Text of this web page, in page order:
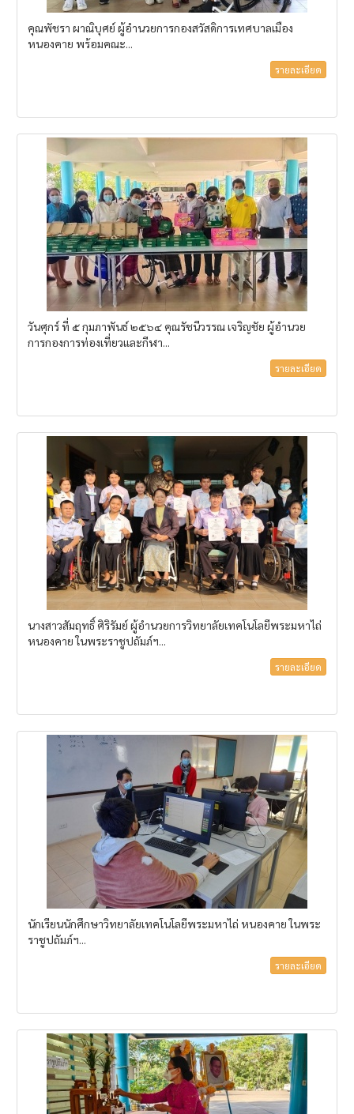
คุณพัชรา ผาณิบุศย์ ผู้อำนวยการกองสวัสดิการเทศบาลเมือง
หนองคาย พร้อมคณะ...
รายละเอียด
วันศุกร์ ที่ ๕ กุมภาพันธ์ ๒๕๖๔ คุณรัชนีวรรณ เจริญชัย ผู้อำนวย
การกองการท่องเที่ยวและกีฬา...
รายละเอียด
นางสาวสัมฤทธิ์ ศิริรัมย์ ผู้อำนวยการวิทยาลัยเทคโนโลยีพระมหาไถ่
หนองคาย ในพระราชูปถัมภ์ฯ...
รายละเอียด
นักเรียนนักศึกษาวิทยาลัยเทคโนโลยีพระมหาไถ่ หนองคาย ในพระ
ราชูปถัมภ์ฯ...
รายละเอียด